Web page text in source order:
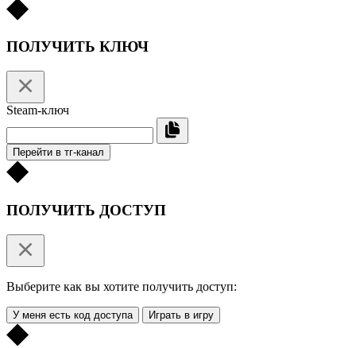
ПОЛУЧИТЬ КЛЮЧ
Steam-ключ
Перейти в тг-канал
ПОЛУЧИТЬ ДОСТУП
Выберите как вы хотите получить доступ:
У меня есть код доступа Играть в игру